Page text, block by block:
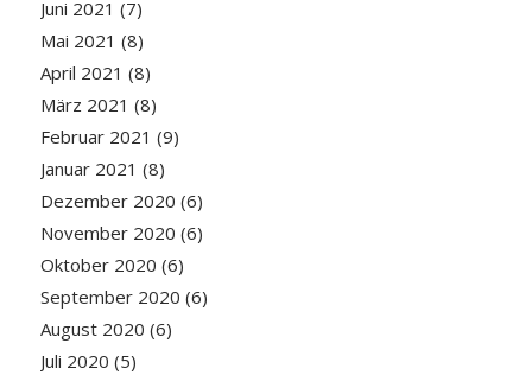
Juni 2021 (7)
Mai 2021 (8)
April 2021 (8)
März 2021 (8)
Februar 2021 (9)
Januar 2021 (8)
Dezember 2020 (6)
November 2020 (6)
Oktober 2020 (6)
September 2020 (6)
August 2020 (6)
Juli 2020 (5)